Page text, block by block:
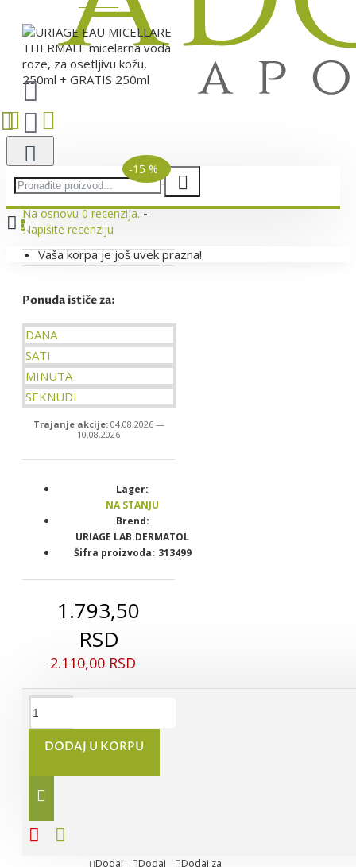
0
Vaša korpa je još uvek prazna!
-15 %
Na osnovu 0 recenzija. -
Napišite recenziju
Ponuda ističe za:
DANA
SATI
MINUTA
SEKNUDI
Trajanje akcije:04.08.2026 —
10.08.2026
1.793,50
RSD
2.110,00 RSD
Lager:
NA STANJU
Brend:
URIAGE LAB.DERMATOL
Šifra proizvoda: 313499
DODAJ U KORPU
THERMALE
BOOSTER
Dodaj
Dodaj
Dodaj za